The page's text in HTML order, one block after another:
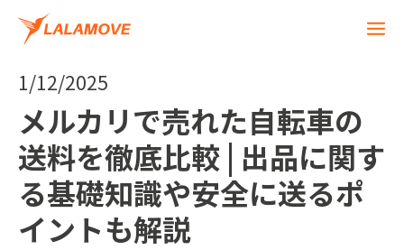
1/12/2025
メルカリで売れた自転車の
送料を徹底比較 | 出品に関す
る基礎知識や安全に送るポ
イントも解説